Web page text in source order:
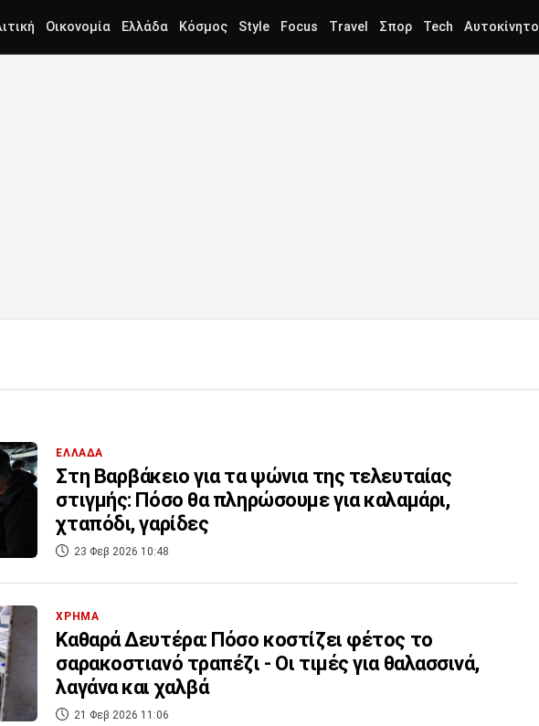
Οικονομία Ελλάδα Κόσμος Style Focus Travel Σπορ Tech Αυτοκίνητο
ΕΛΛΑΔΑ
Στη Βαρβάκειο για τα ψώνια της τελευταίας
στιγμής: Πόσο θα πληρώσουμε για καλαμάρι,
χταπόδι, γαρίδες
23 Φεβ 2026 10:48
ΧΡΗΜΑ
Καθαρά Δευτέρα: Πόσο κοστίζει φέτος το
σαρακοστιανό τραπέζι - Οι τιμές για θαλασσινά,
λαγάνα και χαλβά
21 Φεβ 2026 11:06